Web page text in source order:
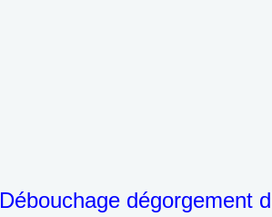
Débouchage dégorgement